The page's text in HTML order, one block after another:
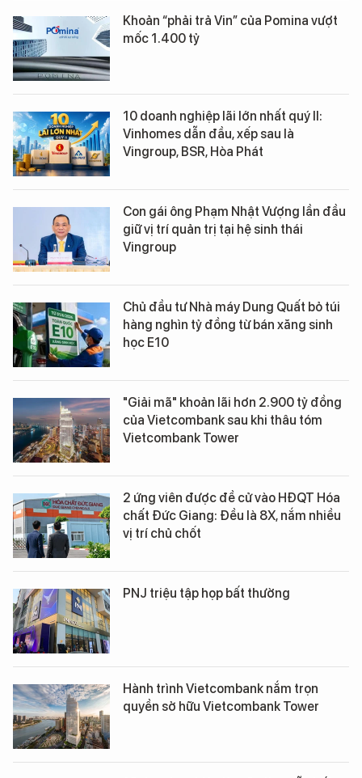
Khoản “phải trả Vin” của Pomina vượt
mốc 1.400 tỷ
10 doanh nghiệp lãi lớn nhất quý II:
Vinhomes dẫn đầu, xếp sau là
Vingroup, BSR, Hòa Phát
Con gái ông Phạm Nhật Vượng lần đầu
giữ vị trí quản trị tại hệ sinh thái
Vingroup
Chủ đầu tư Nhà máy Dung Quất bỏ túi
hàng nghìn tỷ đồng từ bán xăng sinh
học E10
"Giải mã" khoản lãi hơn 2.900 tỷ đồng
của Vietcombank sau khi thâu tóm
Vietcombank Tower
2 ứng viên được đề cử vào HĐQT Hóa
chất Đức Giang: Đều là 8X, nắm nhiều
vị trí chủ chốt
PNJ triệu tập họp bất thường
Hành trình Vietcombank nắm trọn
quyền sở hữu Vietcombank Tower